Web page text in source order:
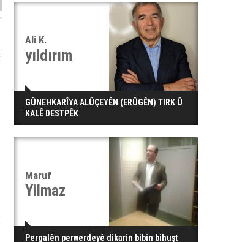
Ali K.
yıldırım
GÛNEHKARÎYA ALÛÇEYÊN (ERÛGÊN) TIRK Û
KALÊ DESTPÊK
Maruf
Yilmaz
Pergalên perwerdeyê dikarin bibin bihuşt